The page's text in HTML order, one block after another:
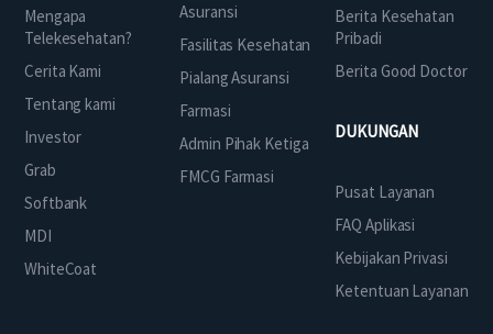
Mengapa
Telekesehatan?
Cerita Kami
Tentang kami
Investor
Grab
Softbank
MDI
WhiteCoat
Asuransi
Fasilitas Kesehatan
Pialang Asuransi
Farmasi
Admin Pihak Ketiga
FMCG Farmasi
Berita Kesehatan
Pribadi
Berita Good Doctor
DUKUNGAN
Pusat Layanan
FAQ Aplikasi
Kebijakan Privasi
Ketentuan Layanan